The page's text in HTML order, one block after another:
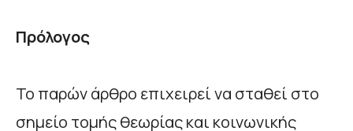
Πρόλογος
Το παρών άρθρο επιχειρεί να σταθεί στο
σημείο τομής θεωρίας και κοινωνικής